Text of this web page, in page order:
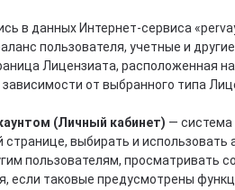
в данных Интернет-сервиса
пользователя, учетные и
Лицензиата, расположенная
от выбранного типа
(Личный кабинет) —
странице, выбирать и
пользователям, просматривать
если таковые предусмотрены